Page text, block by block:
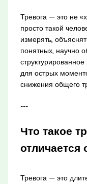
Тревога — это не
просто такой
измерять,
понятных, научно
для острых
снижения общего
---
Что такое
отличается
Тревога — это